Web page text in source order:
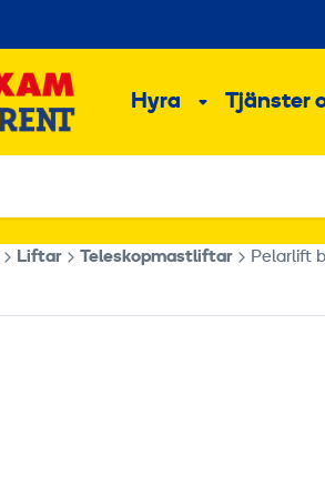
Hyra Undermeny
Tjänster
Liftar Teleskopmastliftar Pelarlift